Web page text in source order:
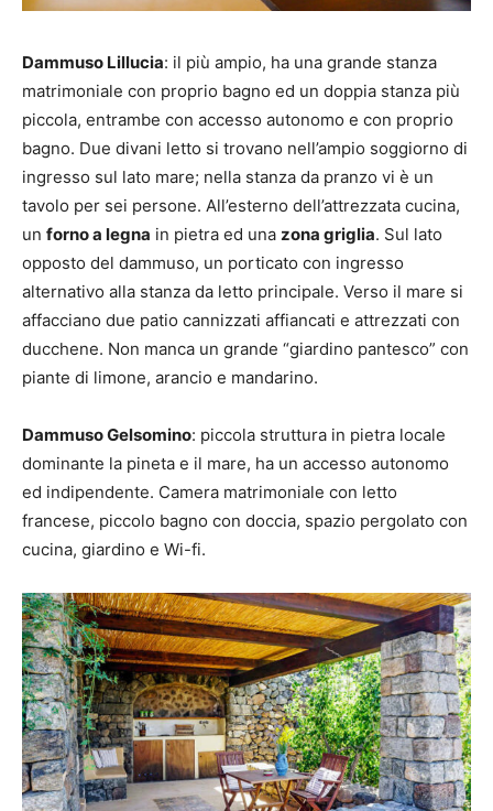
Dammuso Lillucia: il più ampio, ha una grande stanza
matrimoniale con proprio bagno ed un doppia stanza più
piccola, entrambe con accesso autonomo e con proprio
bagno. Due divani letto si trovano nell’ampio soggiorno di
ingresso sul lato mare; nella stanza da pranzo vi è un
tavolo per sei persone. All’esterno dell’attrezzata cucina,
un forno a legna in pietra ed una zona griglia. Sul lato
opposto del dammuso, un porticato con ingresso
alternativo alla stanza da letto principale. Verso il mare si
affacciano due patio cannizzati affiancati e attrezzati con
ducchene. Non manca un grande “giardino pantesco” con
piante di limone, arancio e mandarino.
Dammuso Gelsomino: piccola struttura in pietra locale
dominante la pineta e il mare, ha un accesso autonomo
ed indipendente. Camera matrimoniale con letto
francese, piccolo bagno con doccia, spazio pergolato con
cucina, giardino e Wi-fi.